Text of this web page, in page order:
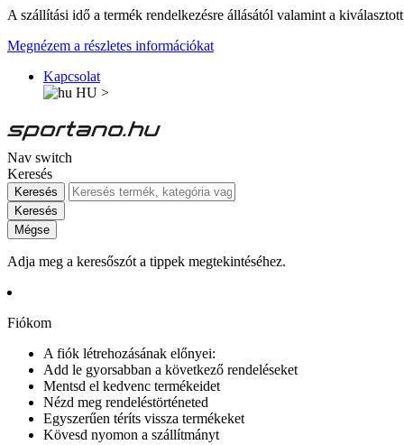
A szállítási idő a termék rendelkezésre állásától valamint a
Megnézem a részletes információkat
Kapcsolat
HU >
Nav switch
Keresés
Keresés
Keresés
Mégse
Adja meg a keresőszót a tippek megtekintéséhez.
Fiókom
A fiók létrehozásának előnyei:
Add le gyorsabban a következő rendeléseket
Mentsd el kedvenc termékeidet
Nézd meg rendeléstörténeted
Egyszerűen téríts vissza termékeket
Kövesd nyomon a szállítmányt